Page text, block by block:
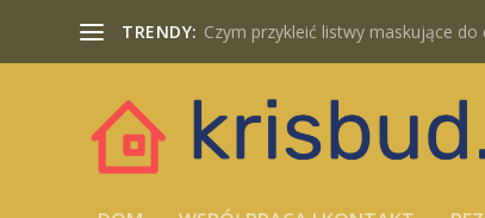
TRENDY: Czym przykleić listwy maskujące do